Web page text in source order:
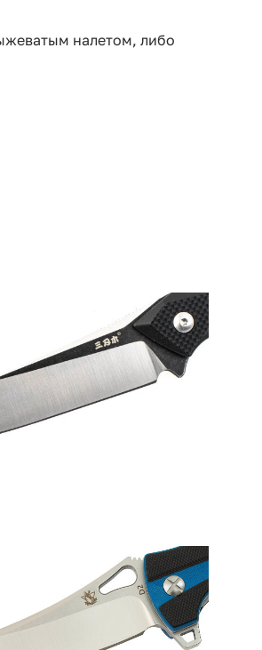
налетом, либо